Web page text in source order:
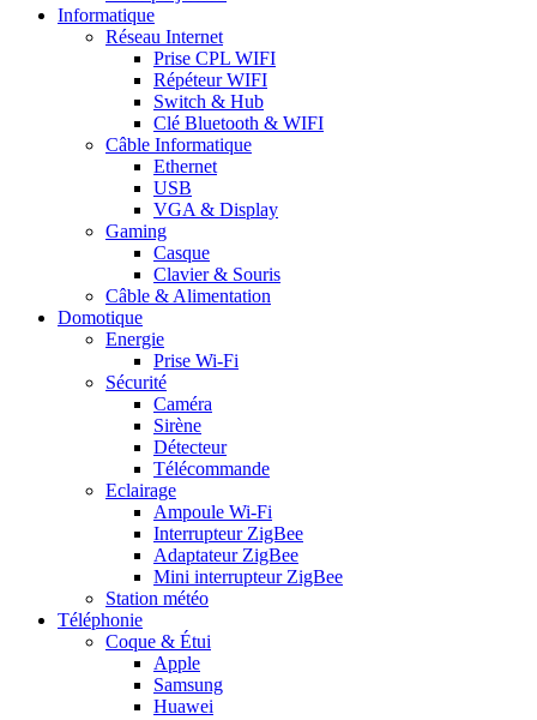
Informatique
Réseau Internet
Prise CPL WIFI
Répéteur WIFI
Switch & Hub
Clé Bluetooth & WIFI
Câble Informatique
Ethernet
USB
VGA & Display
Gaming
Casque
Clavier & Souris
Câble & Alimentation
Domotique
Energie
Prise Wi-Fi
Sécurité
Caméra
Sirène
Détecteur
Télécommande
Eclairage
Ampoule Wi-Fi
Interrupteur ZigBee
Adaptateur ZigBee
Mini interrupteur ZigBee
Station météo
Téléphonie
Coque & Étui
Apple
Samsung
Huawei